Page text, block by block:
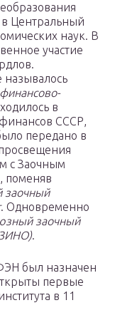
Центральный
наук. В
участие
называлось
в
СССР,
передано в
с Заочным
поменяв
. Одновременно
заочный
.
был назначен
первые
в 11